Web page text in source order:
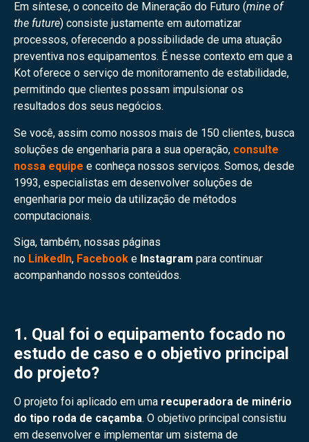
Em síntese, o conceito de Mineração do Futuro (mine of
the future) consiste justamente em automatizar
processos, oferecendo a possibilidade de uma atuação
preventiva nos equipamentos. É nesse contexto em que a
Kot oferece o serviço de monitoramento de estabilidade,
permitindo que clientes possam impulsionar os
resultados dos seus negócios.
Se você, assim como nossos mais de 150 clientes, busca
soluções de engenharia para a sua operação, consulte
nossa equipe e conheça nossos serviços. Somos, desde
1993, especialistas em desenvolver soluções de
engenharia por meio da utilização de métodos
computacionais.
Siga, também, nossas páginas
no LinkedIn, Facebook e Instagram para continuar
acompanhando nossos conteúdos.
1. Qual foi o equipamento focado no
estudo de caso e o objetivo principal
do projeto?
O projeto foi aplicado em uma recuperadora de minério
do tipo roda de caçamba. O objetivo principal consistiu
em desenvolver e implementar um sistema de